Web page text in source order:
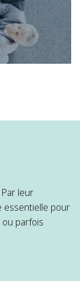
leur
essentielle pour
ou parfois